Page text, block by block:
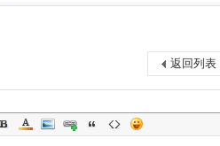
返回列表